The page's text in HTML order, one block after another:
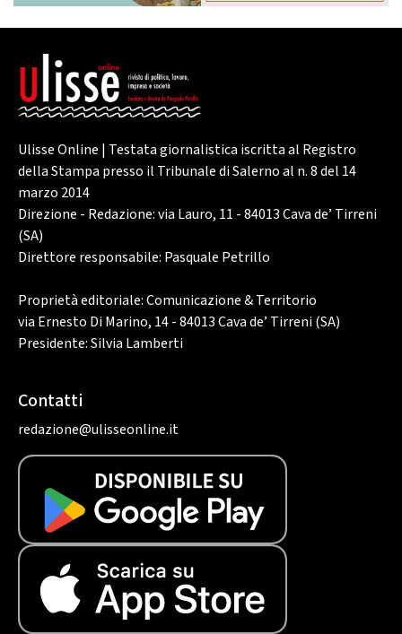
Ulisse Online | Testata giornalistica iscritta al Registro
della Stampa presso il Tribunale di Salerno al n. 8 del 14
marzo 2014
Direzione - Redazione: via Lauro, 11 - 84013 Cava de’ Tirreni
(SA)
Direttore responsabile: Pasquale Petrillo
Proprietà editoriale: Comunicazione & Territorio
via Ernesto Di Marino, 14 - 84013 Cava de’ Tirreni (SA)
Presidente: Silvia Lamberti
Contatti
redazione@ulisseonline.it